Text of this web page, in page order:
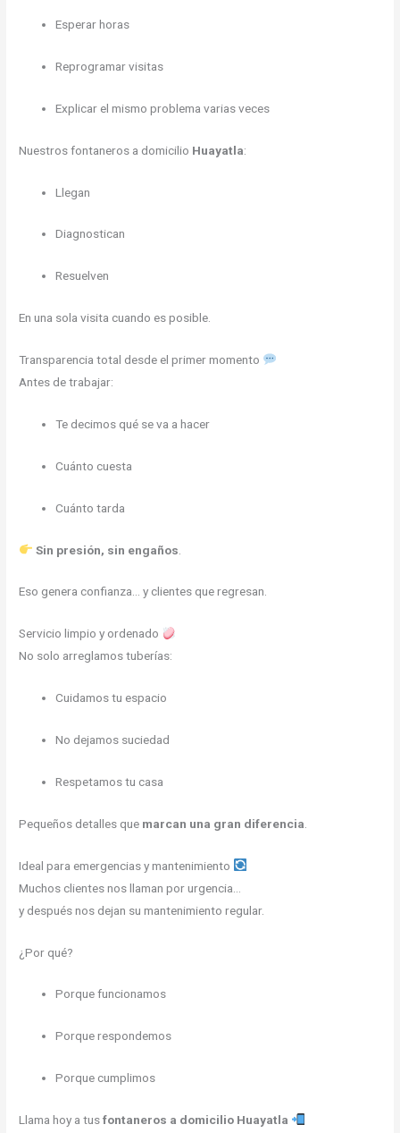
Esperar horas
Reprogramar visitas
Explicar el mismo problema varias veces
Nuestros fontaneros a domicilio Huayatla:
Llegan
Diagnostican
Resuelven
En una sola visita cuando es posible.
Transparencia total desde el primer momento
Antes de trabajar:
Te decimos qué se va a hacer
Cuánto cuesta
Cuánto tarda
Sin presión, sin engaños
Eso genera confianza… y clientes que regresan.
Servicio limpio y ordenado
No solo arreglamos tuberías:
Cuidamos tu espacio
No dejamos suciedad
Respetamos tu casa
Pequeños detalles que marcan una gran diferencia
Ideal para emergencias y mantenimiento
Muchos clientes nos llaman por urgencia…
y después nos dejan su mantenimiento regular.
¿Por qué?
Porque funcionamos
Porque respondemos
Porque cumplimos
Llama hoy a tusfontaneros a domicilio Huayatla